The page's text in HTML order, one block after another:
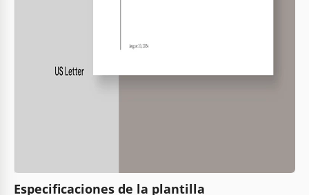
Especificaciones de la plantilla